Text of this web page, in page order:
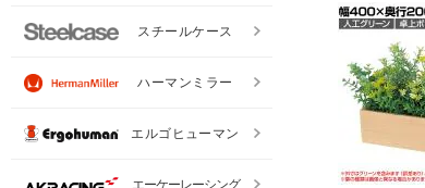
スチールケース
ハーマンミラー
エルゴヒューマン